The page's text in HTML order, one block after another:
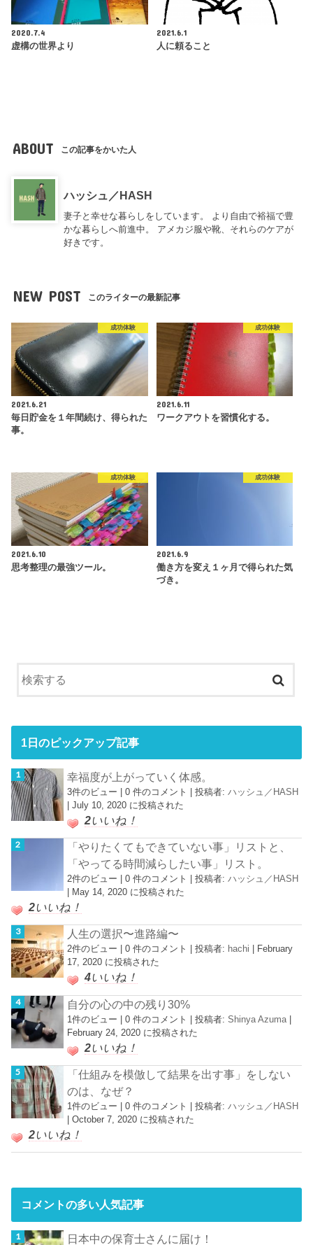
2020.7.4
虚構の世界より
2021.6.1
人に頼ること
ABOUT この記事をかいた人
ハッシュ／HASH
妻子と幸せな暮らしをしています。 より自由で裕福で豊
かな暮らしへ前進中。 アメカジ服や靴、それらのケアが
好きです。
NEW POST このライターの最新記事
成功体験
2021.6.21
毎日貯金を１年間続け、得られた
事。
成功体験
2021.6.11
ワークアウトを習慣化する。
成功体験
2021.6.10
思考整理の最強ツール。
成功体験
2021.6.9
働き方を変え１ヶ月で得られた気
づき。
1日のピックアップ記事
幸福度が上がっていく体感。
3件のビュー |0 件のコメント |投稿者:ハッシュ／HASH
|July 10, 2020 に投稿された
2いいね！
「やりたくてもできていない事」リストと、
「やってる時間減らしたい事」リスト。
2件のビュー |0 件のコメント |投稿者:ハッシュ／HASH
May 14, 2020 に投稿された
2いいね！
人生の選択〜進路編〜
2件のビュー |0 件のコメント |投稿者: hachi
February
17, 2020 に投稿された
4いいね！
自分の心の中の残り30%
1件のビュー |0 件のコメント |投稿者:Shinya Azuma |
February 24, 2020 に投稿された
2いいね！
「仕組みを模倣して結果を出す事」をしない
のは、なぜ？
1件のビュー |0 件のコメント |投稿者:ハッシュ／HASH
|October 7, 2020 に投稿された
2いいね！
コメントの多い人気記事
日本中の保育士さんに届け！